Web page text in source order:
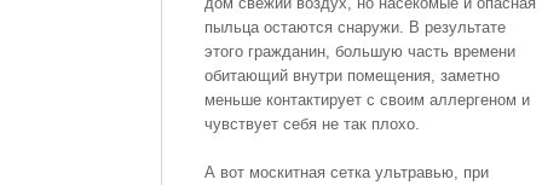
пыльца остаются снаружи. В результате
этого гражданин, большую часть времени
обитающий внутри помещения, заметно
меньше контактирует с своим аллергеном и
чувствует себя не так плохо.
А вот москитная сетка ультравью, при